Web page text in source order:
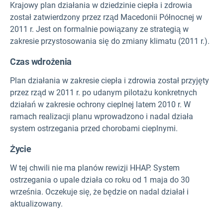
Krajowy plan działania w dziedzinie ciepła i zdrowia
został zatwierdzony przez rząd Macedonii Północnej w
2011 r. Jest on formalnie powiązany ze strategią w
zakresie przystosowania się do zmiany klimatu (2011 r.).
Czas wdrożenia
Plan działania w zakresie ciepła i zdrowia został przyjęty
przez rząd w 2011 r. po udanym pilotażu konkretnych
działań w zakresie ochrony cieplnej latem 2010 r. W
ramach realizacji planu wprowadzono i nadal działa
system ostrzegania przed chorobami cieplnymi.
Życie
W tej chwili nie ma planów rewizji HHAP. System
ostrzegania o upale działa co roku od 1 maja do 30
września. Oczekuje się, że będzie on nadal działał i
aktualizowany.